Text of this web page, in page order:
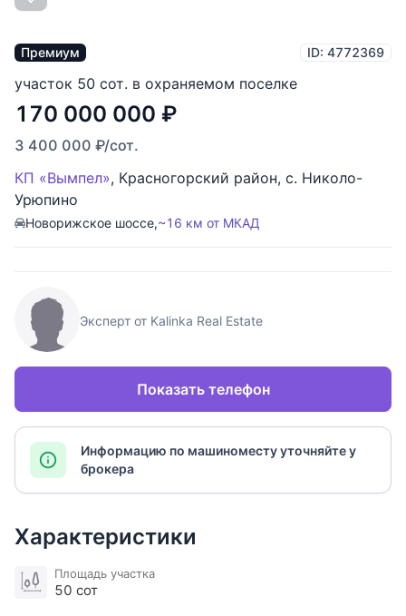
Премиум ID: 4772369
участок 50 сот. в охраняемом поселке
170 000 000 ₽
3 400 000 ₽/сот.
КП «Вымпел», Красногорский район, с. Николо-
Урюпино
Новорижское шоссе,~16 км от МКАД
Эксперт от Kalinka Real Estate
Показать телефон
Информацию по машиноместу уточняйте у
брокера
Характеристики
Площадь участка
50 сот